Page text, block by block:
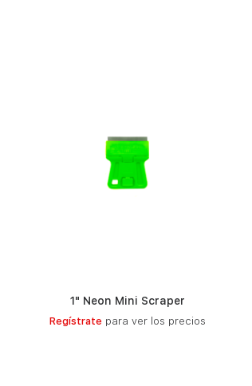
1" Neon Mini Scraper
Regístrate para ver los precios